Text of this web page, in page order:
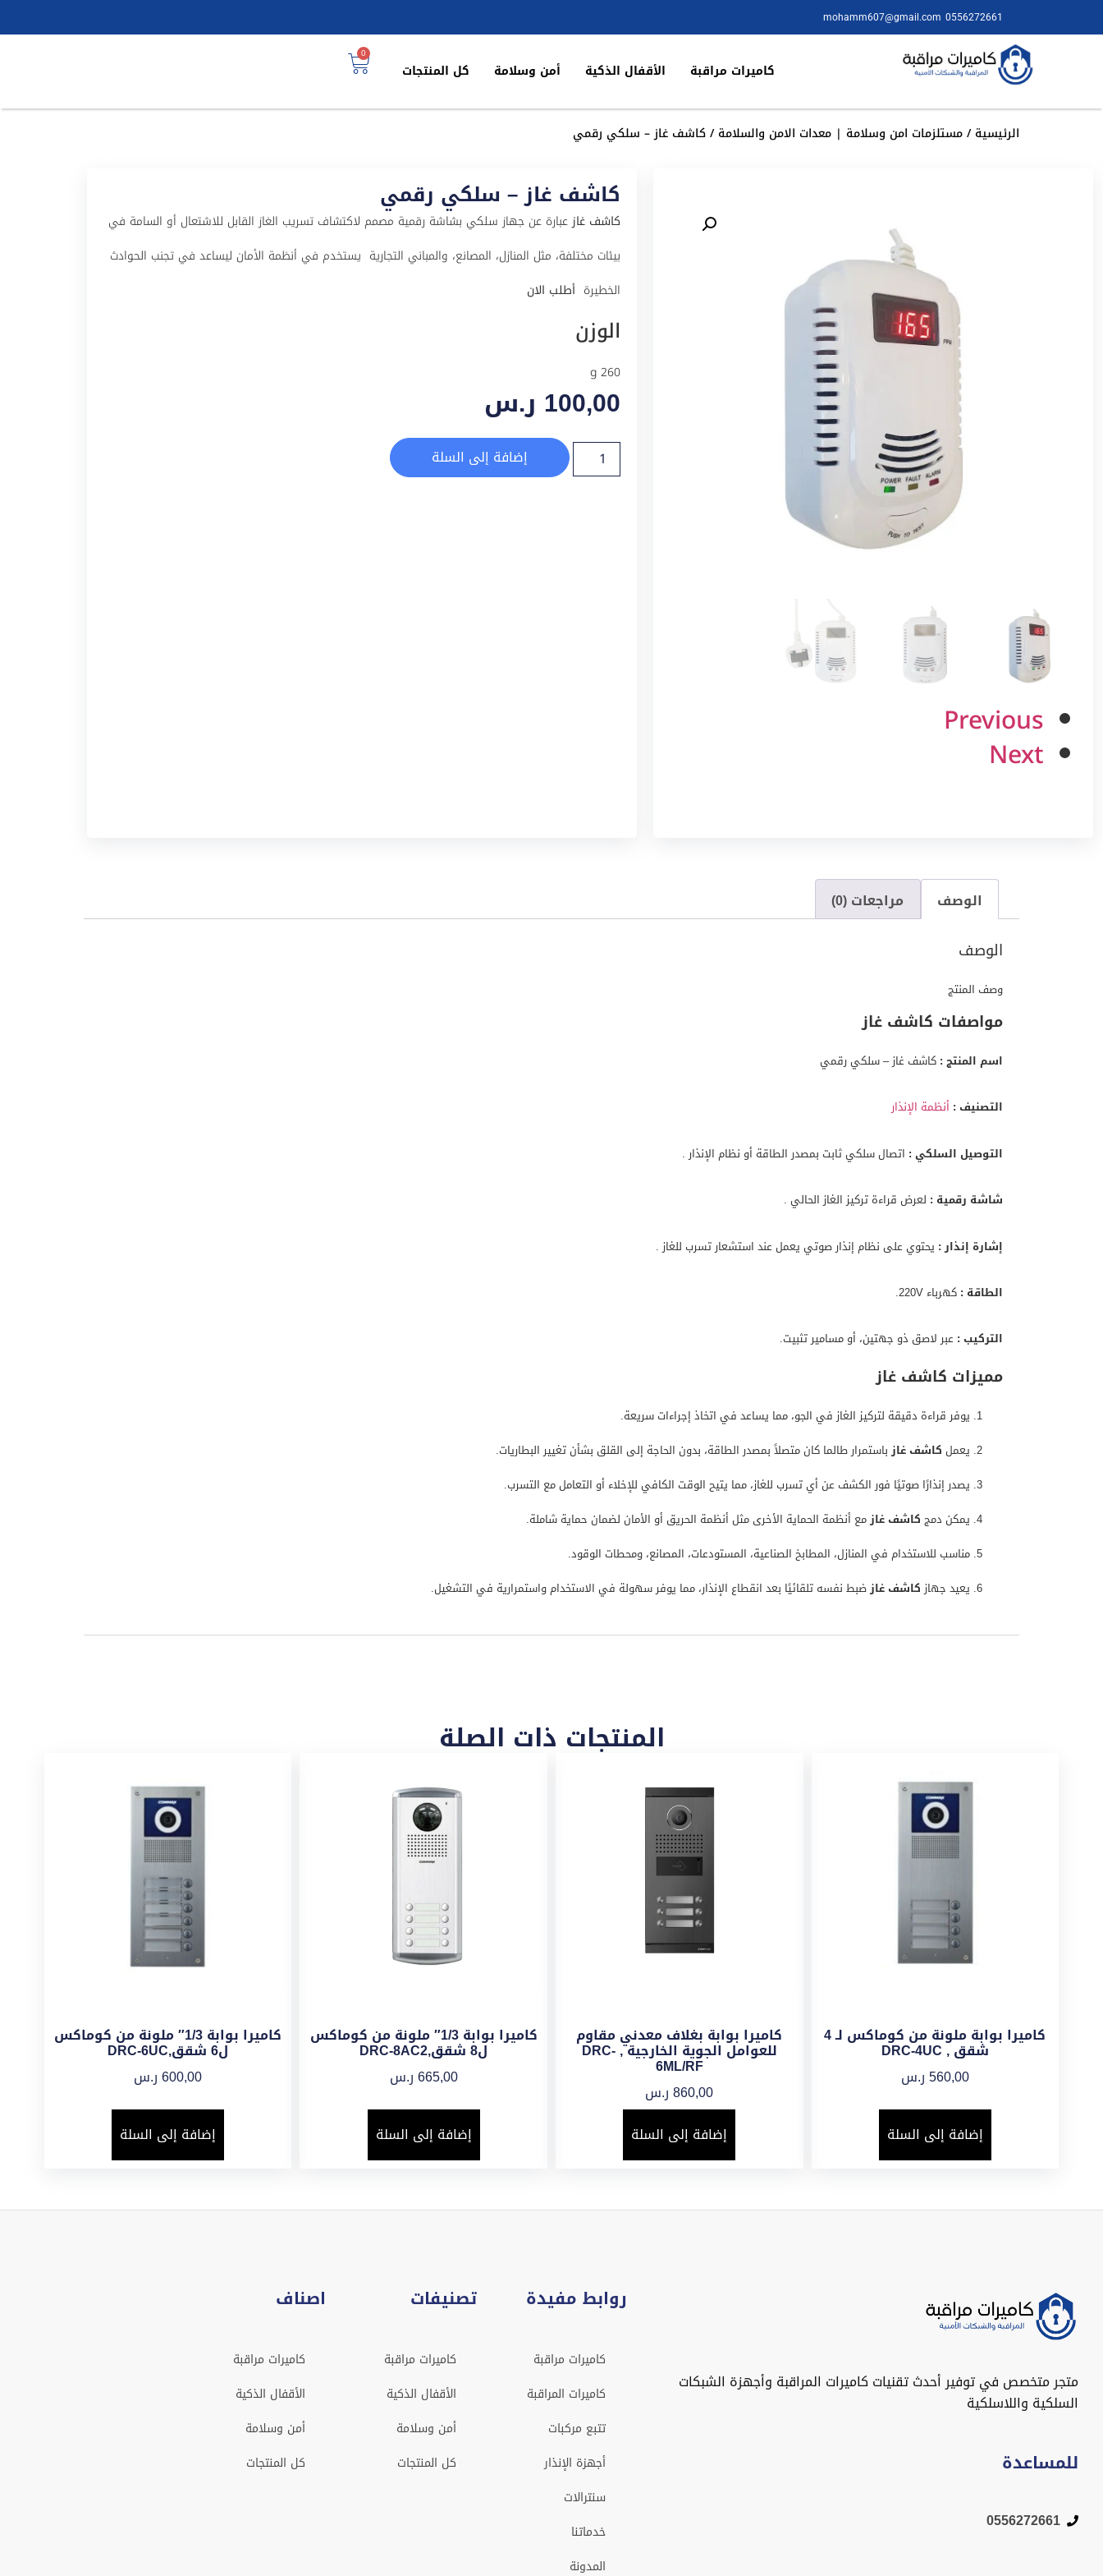
0556272661
mohamm607@gmail.com
كاميرات مراقبة الأقفال الذكية أمن وسلامة كل المنتجات
0
الرئيسية/مستلزمات امن وسلامة | معدات الامن والسلامة/ كاشف غاز – سلكي رقمي
Previous
Next
كاشف غاز – سلكي رقمي
كاشف غازعبارة عن جهاز سلكي بشاشة رقمية مصمم لاكتشاف تسريب الغاز القابل للاشتعال أو السامة في
بيئات مختلفة، مثل المنازل، المصانع، والمباني التجارية يستخدم في أنظمة الأمان ليساعد في تجنب الحوادث
الخطيرةأطلب الان
الوزن
260 g
100,00 ر.س
إضافة إلى السلة
الوصف مراجعات (0)
الوصف
وصف المنتج
مواصفات كاشف غاز
اسم المنتج : كاشف غاز – سلكي رقمي
التصنيف : أنظمة الإنذار
التوصيل السلكي : اتصال سلكي ثابت بمصدر الطاقة أو نظام الإنذار .
شاشة رقمية : لعرض قراءة تركيز الغاز الحالي .
إشارة إنذار : يحتوي على نظام إنذار صوتي يعمل عند استشعار تسرب للغاز .
الطاقة : كهرباء 220V.
التركيب : عبر لاصق ذو جهتين، أو مسامير تثبيت.
مميزات كاشف غاز
يوفر قراءة دقيقة لتركيز الغاز في الجو، مما يساعد في اتخاذ إجراءات سريعة.
يعمل كاشف غاز باستمرار طالما كان متصلاً بمصدر الطاقة، بدون الحاجة إلى القلق بشأن تغيير البطاريات.
يصدر إنذارًا صوتيًا فور الكشف عن أي تسرب للغاز، مما يتيح الوقت الكافي للإخلاء أو التعامل مع التسرب.
يمكن دمج كاشف غازمع أنظمة الحماية الأخرى مثل أنظمة الحريق أو الأمان لضمان حماية شاملة.
مناسب للاستخدام في المنازل، المطابخ الصناعية، المستودعات، المصانع، ومحطات الوقود.
يعيد جهاز كاشف غازضبط نفسه تلقائيًا بعد انقطاع الإنذار، مما يوفر سهولة في الاستخدام واستمرارية في التشغيل.
المنتجات ذات الصلة
كاميرا بوابة ملونة من كوماكس لـ 4
شقق , DRC-4UC
560,00ر.س
إضافة إلى السلة
كاميرا بوابة بغلاف معدني مقاوم
للعوامل الجوية الخارجية , DRC-
6ML/RF
860,00 ر.س
إضافة إلى السلة
كاميرا بوابة 1/3″ ملونة من كوماكس
ل8 شقق,DRC-8AC2
665,00ر.س
إضافة إلى السلة
كاميرا بوابة 1/3″ ملونة من كوماكس
ل6 شقق,DRC-6UC
600,00ر.س
إضافة إلى السلة
متجر متخصص في توفير أحدث تقنيات كاميرات المراقبة وأجهزة الشبكات
السلكية واللاسلكية
للمساعدة
0556272661
روابط مفيدة
كاميرات مراقبة
كاميرات المراقبة
تتبع مركبات
أجهزة الإنذار
سنترالات
خدماتنا
المدونة
تصنيفات
كاميرات مراقبة
الأقفال الذكية
أمن وسلامة
كل المنتجات
اصناف
كاميرات مراقبة
الأقفال الذكية
أمن وسلامة
كل المنتجات